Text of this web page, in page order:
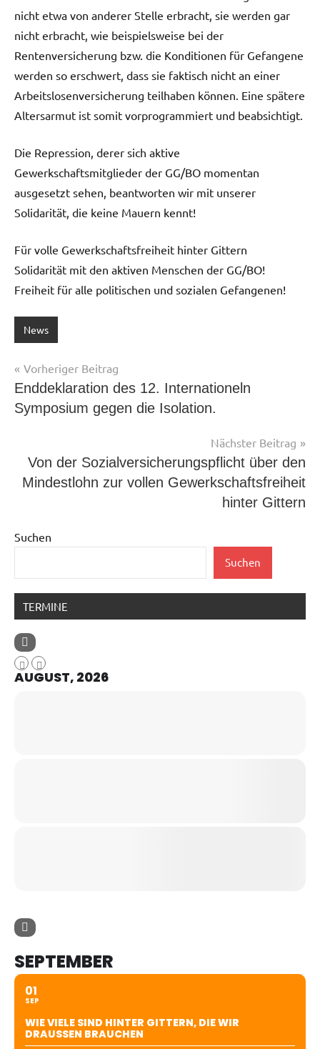
nicht etwa von anderer Stelle erbracht, sie werden gar
nicht erbracht, wie beispielsweise bei der
Rentenversicherung bzw. die Konditionen für Gefangene
werden so erschwert, dass sie faktisch nicht an einer
Arbeitslosenversicherung teilhaben können. Eine spätere
Altersarmut ist somit vorprogrammiert und beabsichtigt.
Die Repression, derer sich aktive
Gewerkschaftsmitglieder der GG/BO momentan
ausgesetzt sehen, beantworten wir mit unserer
Solidarität, die keine Mauern kennt!
Für volle Gewerkschaftsfreiheit hinter Gittern
Solidarität mit den aktiven Menschen der GG/BO!
Freiheit für alle politischen und sozialen Gefangenen!
News
Beitragsnavigation
Vorheriger Beitrag
Enddeklaration des 12. Internationeln
Symposium gegen die Isolation.
Nächster Beitrag
Von der Sozialversicherungspflicht über den
Mindestlohn zur vollen Gewerkschaftsfreiheit
hinter Gittern
Suchen
Suchen
TERMINE
AUGUST, 2026
SEPTEMBER
01
SEP
WIE VIELE SIND HINTER GITTERN, DIE WIR
DRAUSSEN BRAUCHEN